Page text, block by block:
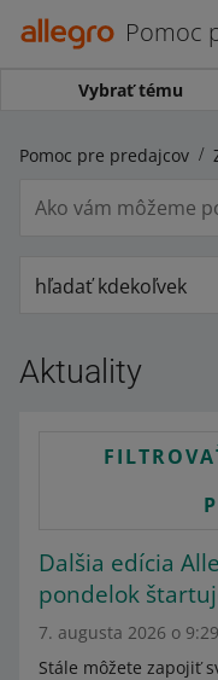
Pomoc
Vybrať tému
Pomoc pre predajcov
hľadať kdekoľvek
Aktuality
Dalšia edícia
pondelok
7. augusta 2026 o 9:29
Stále môžete zapojiť